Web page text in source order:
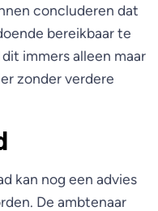
concluderen dat
bereikbaar te
immers alleen maar
zonder verdere
kan nog een advies
De ambtenaar